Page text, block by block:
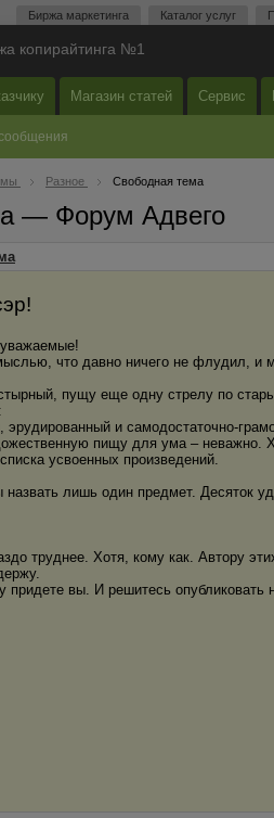
Биржа маркетинга Каталог услуг
копирайтинга №1
Магазин статей Сервис
Разное Свободная тема
— Форум Адвего
что давно ничего не флудил, и
пущу еще одну стрелу по
и самодостаточно-
пищу для ума – неважно.
усвоенных произведений.
лишь один предмет. Десяток
труднее. Хотя, кому как. Автору
придете вы. И решитесь